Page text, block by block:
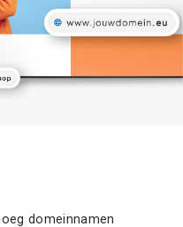
domeinnamen